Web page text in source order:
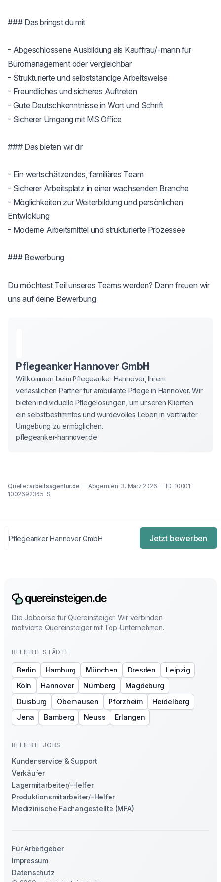
### Das bringst du mit
- Abgeschlossene Ausbildung als Kauffrau/-mann für
Büromanagement oder vergleichbar
- Strukturierte und selbstständige Arbeitsweise
- Freundliches und sicheres Auftreten
- Gute Deutschkenntnisse in Wort und Schrift
- Sicherer Umgang mit MS Office
### Das bieten wir dir
- Ein wertschätzendes, familiäres Team
- Sicherer Arbeitsplatz in einer wachsenden Branche
- Möglichkeiten zur Weiterbildung und persönlichen
Entwicklung
- Moderne Arbeitsmittel und strukturierte Prozessee
### Bewerbung
Du möchtest Teil unseres Teams werden? Dann freuen wir
uns auf deine Bewerbung
Pflegeanker Hannover GmbH
Willkommen beim Pflegeanker Hannover, Ihrem
verlässlichen Partner für ambulante Pflege in Hannover. Wir
bieten individuelle Pflegelösungen, um unseren Klienten
ein selbstbestimmtes und würdevolles Leben in vertrauter
Umgebung zu ermöglichen.
pflegeanker-hannover.de
Quelle:arbeitsagentur.de — Abgerufen: 3. März 2026 — ID: 10001-
1002692365-S
Pflegeanker Hannover GmbH Jetzt bewerben
Die Jobbörse für Quereinsteiger. Wir verbinden
motivierte Quereinsteiger mit Top-Unternehmen.
BELIEBTE STÄDTE
Berlin Hamburg München Dresden
Leipzig
Köln
Hannover Nürnberg
Magdeburg
Duisburg
Oberhausen Pforzheim
Heidelberg
Jena
Bamberg Neuss Erlangen
BELIEBTE JOBS
Kundenservice & Support
Verkäufer
Lagermitarbeiter/-Helfer
Produktionsmitarbeiter/-Helfer
Medizinische Fachangestellte (MFA)
Für Arbeitgeber
Impressum
Datenschutz